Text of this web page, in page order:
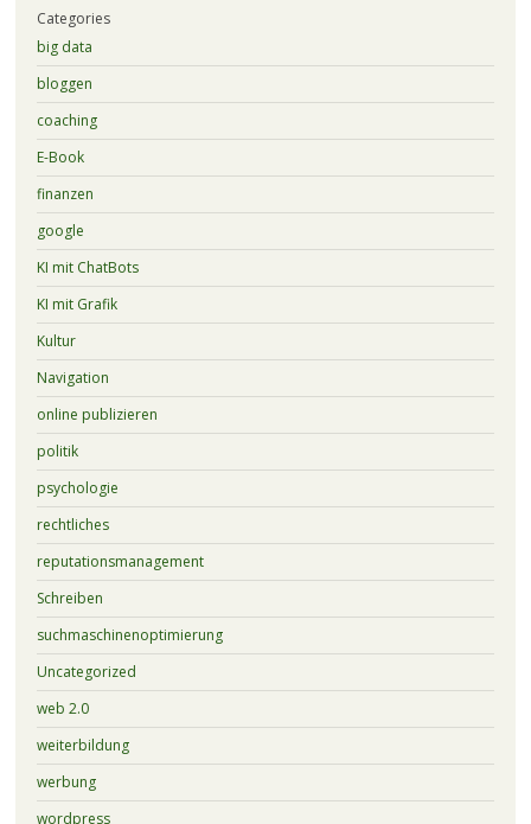
Categories
big data
bloggen
coaching
E-Book
finanzen
google
KI mit ChatBots
KI mit Grafik
Kultur
Navigation
online publizieren
politik
psychologie
rechtliches
reputationsmanagement
Schreiben
suchmaschinenoptimierung
Uncategorized
web 2.0
weiterbildung
werbung
wordpress